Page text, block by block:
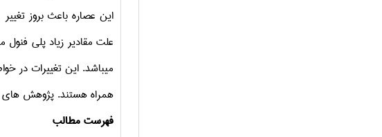
این عصاره باعث بروز
علت مقادیر زیادپلی فنول
میباشد. این تغییراتدر
همراه هستند. پژوهش های
فهرست مطالب